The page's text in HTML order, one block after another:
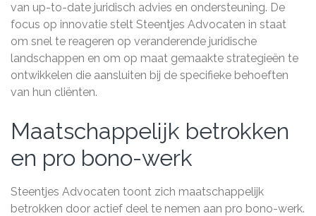
van up-to-date juridisch advies en ondersteuning. De
focus op innovatie stelt Steentjes Advocaten in staat
om snel te reageren op veranderende juridische
landschappen en om op maat gemaakte strategieën te
ontwikkelen die aansluiten bij de specifieke behoeften
van hun cliënten.
Maatschappelijk betrokken
en pro bono-werk
Steentjes Advocaten toont zich maatschappelijk
betrokken door actief deel te nemen aan pro bono-werk.